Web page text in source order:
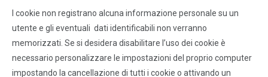
I cookie non registrano alcuna informazione personale su un
utente e gli eventuali dati identificabili non verranno
memorizzati. Se si desidera disabilitare l’uso dei cookie è
necessario personalizzare le impostazioni del proprio computer
impostando la cancellazione di tutti i cookie o attivando un